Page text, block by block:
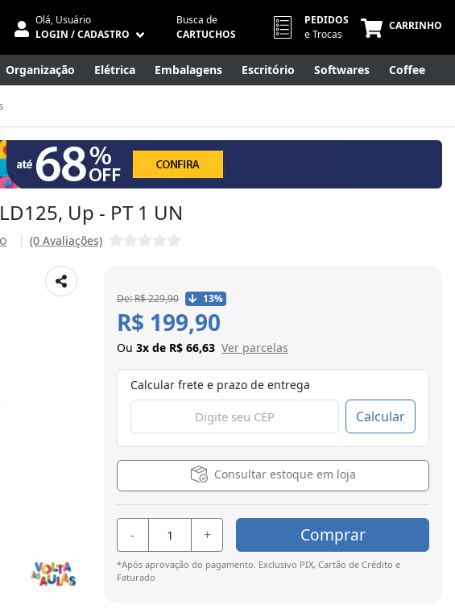
Olá, Usuário
LOGIN / CADASTRO
Busca de
CARTUCHOS
PEDIDOS
e Trocas
CARRINHO
Organização Elétrica Embalagens Escritório Softwares Coffee
Comercial
Up - PT 1 UN
(0 Avaliações)
De: R$ 229,90 13%
R$ 199,90
Ou 3x de R$ 66,63 Ver parcelas
Calcular frete e prazo de entrega
Calcular
Consultar estoque em loja
- + Comprar
*Após aprovação do pagamento. Exclusivo PIX, Cartão de Crédito e
Faturado